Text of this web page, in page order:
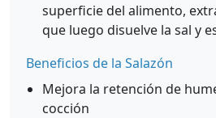
superficie del alimento,
que luego disuelve la sal y
Beneficios de la Salazón
Mejora la retención de
cocción